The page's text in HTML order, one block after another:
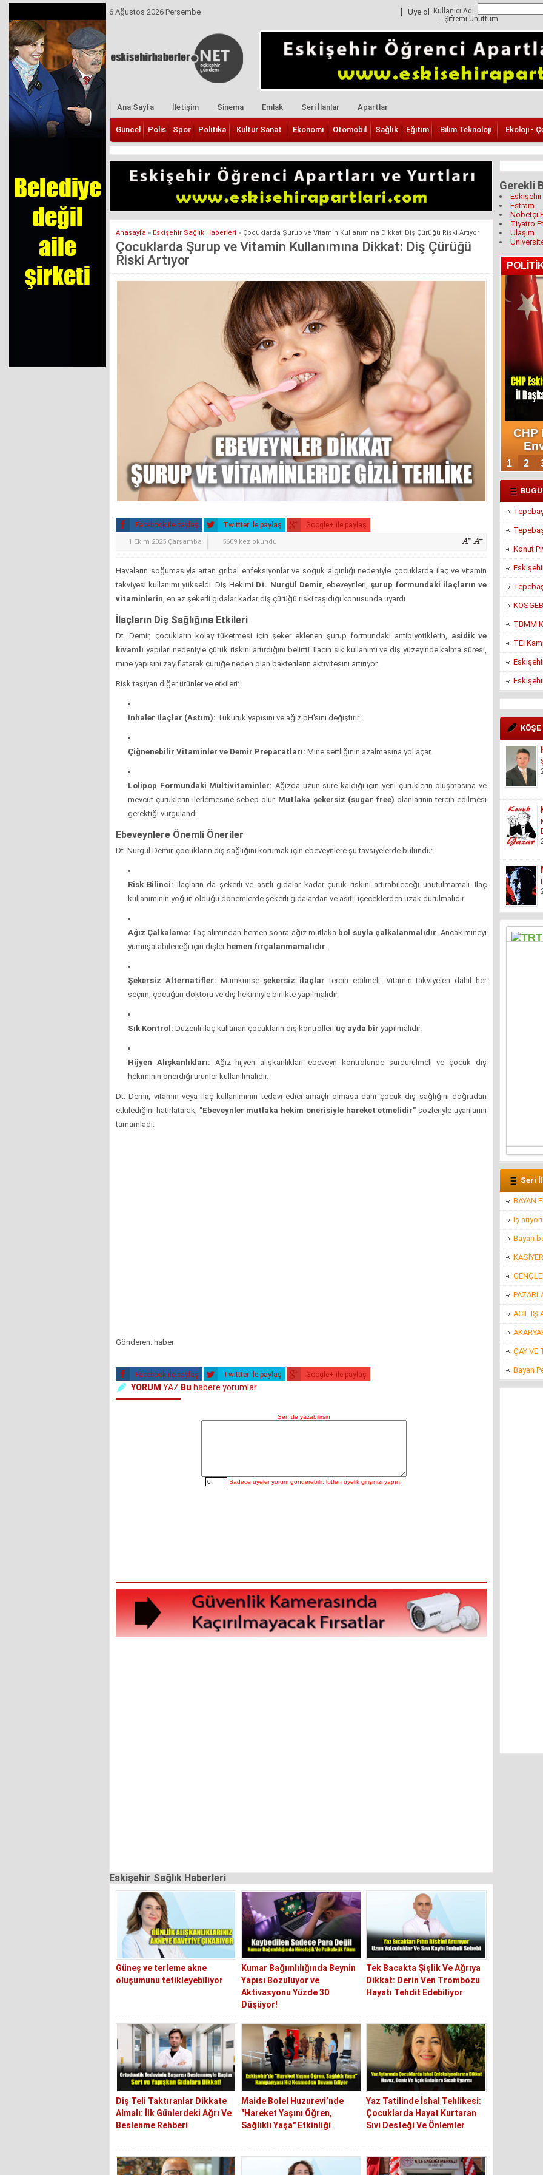
6 Ağustos 2026 Perşembe Üye ol Kullanıcı Adı:
Şifremi Unuttum
Ana Sayfa İletişim Sinema Emlak Seri İlanlar Apartlar
Güncel Polis Spor Politika Kültür Sanat Ekonomi Otomobil Sağlık Eğitim Bilim Teknoloji Ekoloji -
Anasayfa » Eskişehir Sağlık Haberleri » Çocuklarda Şurup ve Vitamin Kullanımına Dikkat: Diş Çürüğü Riski Artıyor
Çocuklarda Şurup ve Vitamin Kullanımına Dikkat: Diş Çürüğü
Riski Artıyor
Facebook ile paylaş Twittter ile paylaş Google+ ile paylaş
1 Ekim 2025 Çarşamba 5609 kez okundu
Havaların soğumasıyla artan gribal enfeksiyonlar ve soğuk algınlığı nedeniyle çocuklarda ilaç ve vitamin
takviyesi kullanımı yükseldi. Diş Hekimi Dt. Nurgül Demir , ebeveynleri, şurup formundaki ilaçların ve
vitaminlerin , en az şekerli gıdalar kadar diş çürüğü riski taşıdığı konusunda uyardı.
İlaçların Diş Sağlığına Etkileri
Dt. Demir, çocukların kolay tüketmesi için şeker eklenen şurup formundaki antibiyotiklerin, asidik ve
kıvamlı yapıları nedeniyle çürük riskini artırdığını belirtti. İlacın sık kullanımı ve diş yüzeyinde kalma süresi,
mine yapısını zayıflatarak çürüğe neden olan bakterilerin aktivitesini artırıyor.
Risk taşıyan diğer ürünler ve etkileri:
İnhaler İlaçlar (Astım): Tükürük yapısını ve ağız pH'sını değiştirir.
Çiğnenebilir Vitaminler ve Demir Preparatları: Mine sertliğinin azalmasına yol açar.
Lolipop Formundaki Multivitaminler: Ağızda uzun süre kaldığı için yeni çürüklerin oluşmasına ve
mevcut çürüklerin ilerlemesine sebep olur. Mutlaka şekersiz (sugar free) olanlarının tercih edilmesi
gerektiği vurgulandı.
Ebeveynlere Önemli Öneriler
Dt. Nurgül Demir, çocukların diş sağlığını korumak için ebeveynlere şu tavsiyelerde bulundu:
Risk Bilinci: İlaçların da şekerli ve asitli gıdalar kadar çürük riskini artırabileceği unutulmamalı. İlaç
kullanımının yoğun olduğu dönemlerde şekerli gıdalardan ve asitli içeceklerden uzak durulmalıdır.
Ağız Çalkalama: İlaç alımından hemen sonra ağız mutlaka bol suyla çalkalanmalıdır . Ancak mineyi
yumuşatabileceği için dişler hemen fırçalanmamalıdır
Şekersiz Alternatifler: Mümkünse şekersiz ilaçlar tercih edilmeli. Vitamin takviyeleri dahil her
seçim, çocuğun doktoru ve diş hekimiyle birlikte yapılmalıdır.
Sık Kontrol: Düzenli ilaç kullanan çocukların diş kontrolleri üç ayda bir yapılmalıdır.
Hijyen Alışkanlıkları: Ağız hijyen alışkanlıkları ebeveyn kontrolünde sürdürülmeli ve çocuk diş
hekiminin önerdiği ürünler kullanılmalıdır.
Dt. Demir, vitamin veya ilaç kullanımının tedavi edici amaçlı olmasa dahi çocuk diş sağlığını doğrudan
etkilediğini hatırlatarak, "Ebeveynler mutlaka hekim önerisiyle hareket etmelidir" sözleriyle uyarılarını
tamamladı.
Gönderen: haber
Facebook ile paylaş Twittter ile paylaş Google+ ile paylaş
YORUM YAZ Bu habere yorumlar
Eskişehir Sağlık Haberleri
Güneş ve terleme akne
oluşumunu tetikleyebiliyor
Kumar Bağımlılığında Beynin
Yapısı Bozuluyor ve
Aktivasyonu Yüzde 30
Düşüyor!
Tek Bacakta Şişlik Ve Ağrıya
Dikkat: Derin Ven Trombozu
Hayatı Tehdit Edebiliyor
Diş Teli Taktıranlar Dikkate
Almalı: İlk Günlerdeki Ağrı Ve
Beslenme Rehberi
Maide Bolel Huzurevi’nde
"Hareket Yaşını Öğren,
Sağlıklı Yaşa" Etkinliği
Yaz Tatilinde İshal Tehlikesi:
Çocuklarda Hayat Kurtaran
Sıvı Desteği Ve Önlemler
Gerekli
Estram
Nöbetçi
Tiyatro
Ulaşım
Konut
TBMM
TEI
Seri
BAYAN
İş
Bayan
KASİYER
ACİL İŞ
ÇAY VE
Bayan